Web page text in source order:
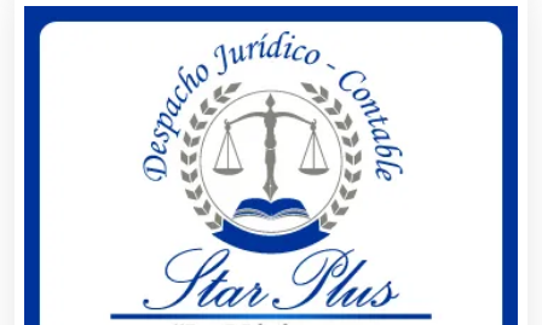
Asociaciones Civiles
Asociaciones Empresariales
Audio, Sonido e Iluminación